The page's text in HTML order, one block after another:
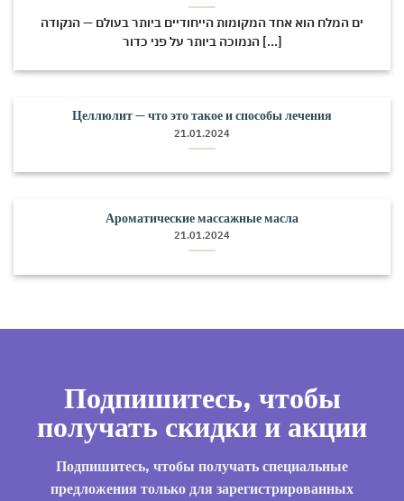
ים המלח הוא אחד המקומות הייחודיים ביותר בעולם — הנקודה
הנמוכה ביותר על פני כדור [...]
Целлюлит — что это такое и способы лечения
21.01.2024
Ароматические массажные масла
21.01.2024
Подпишитесь, чтобы
получать скидки и акции
Подпишитесь, чтобы получать специальные
предложения только для зарегистрированных